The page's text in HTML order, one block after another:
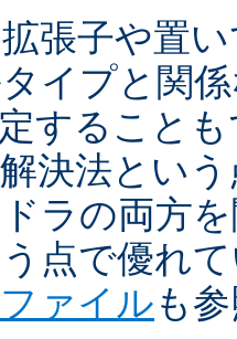
張子や置
イプと関
すること
決法とい
ラの両方
点で優れ
ァイルも